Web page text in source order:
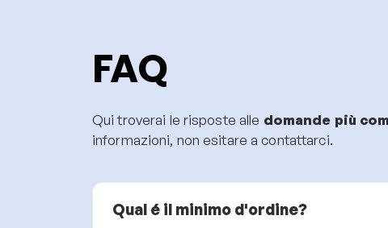
FAQ
Qui troverai le risposte alle domande più
informazioni, non esitare a contattarci.
Qual é il minimo d'ordine?